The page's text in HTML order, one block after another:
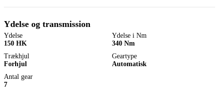
Ydelse og transmission
Ydelse
150 HK
Ydelse i Nm
340 Nm
Trækhjul
Forhjul
Geartype
Automatisk
Antal gear
7